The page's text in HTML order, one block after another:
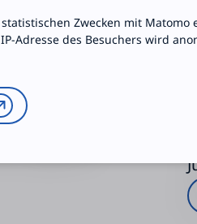
Zwecken mit Matomo
Adresse des Besuchers wird